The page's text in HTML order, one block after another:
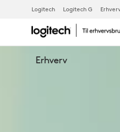
ERGO
K860
Logitech Logitech G
Erhverv